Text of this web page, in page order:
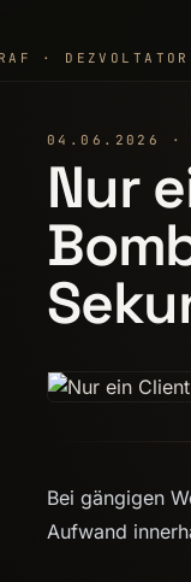
· DEZVOLTATOR
04.06.2026 ·
Nur
Bei gängigen
Aufwand